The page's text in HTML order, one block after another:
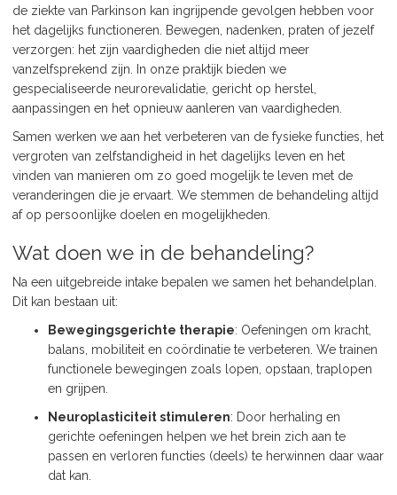
de ziekte van Parkinson kan ingrijpende gevolgen hebben voor
het dagelijks functioneren. Bewegen, nadenken, praten of jezelf
verzorgen: het zijn vaardigheden die niet altijd meer
vanzelfsprekend zijn. In onze praktijk bieden we
gespecialiseerde neurorevalidatie, gericht op herstel,
aanpassingen en het opnieuw aanleren van vaardigheden.
Samen werken we aan het verbeteren van de fysieke functies, het
vergroten van zelfstandigheid in het dagelijks leven en het
vinden van manieren om zo goed mogelijk te leven met de
veranderingen die je ervaart. We stemmen de behandeling altijd
af op persoonlijke doelen en mogelijkheden.
Wat doen we in de behandeling?
Na een uitgebreide intake bepalen we samen het behandelplan.
Dit kan bestaan uit:
Bewegingsgerichte therapie: Oefeningen om kracht,
balans, mobiliteit en coördinatie te verbeteren. We trainen
functionele bewegingen zoals lopen, opstaan, traplopen
en grijpen.
Neuroplasticiteit stimuleren: Door herhaling en
gerichte oefeningen helpen we het brein zich aan te
passen en verloren functies (deels) te herwinnen daar waar
dat kan.